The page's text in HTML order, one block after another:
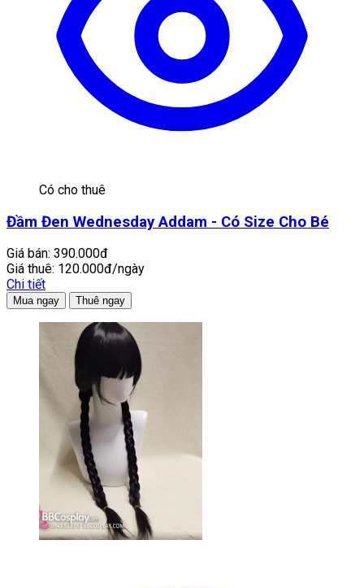
Có cho thuê
Đầm Đen Wednesday Addam - Có Size Cho Bé
Giá bán: 390.000đ
Giá thuê: 120.000đ/ngày
Chi tiết
Mua ngay Thuê ngay